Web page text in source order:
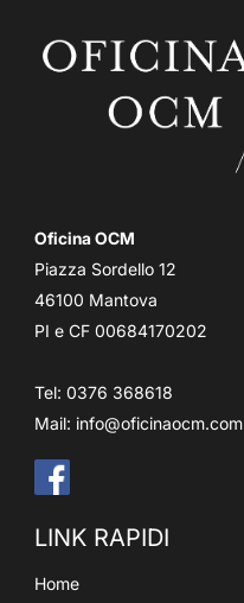
Oficina OCM
Piazza Sordello 12
46100 Mantova
PI e CF 00684170202
Tel: 0376 368618
Mail: info@oficinaocm.com
LINK RAPIDI
Home